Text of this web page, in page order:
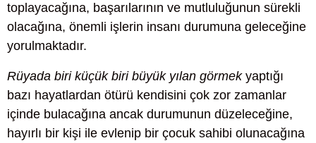
toplayacağına, başarılarının ve mutluluğunun sürekli
olacağına, önemli işlerin insanı durumuna geleceğine
yorulmaktadır.
Rüyada biri küçük biri büyük yılan görmekyaptığı
bazı hayatlardan ötürü kendisini çok zor zamanlar
içinde bulacağına ancak durumunun düzeleceğine,
hayırlı bir kişi ile evlenip bir çocuk sahibi olunacağına